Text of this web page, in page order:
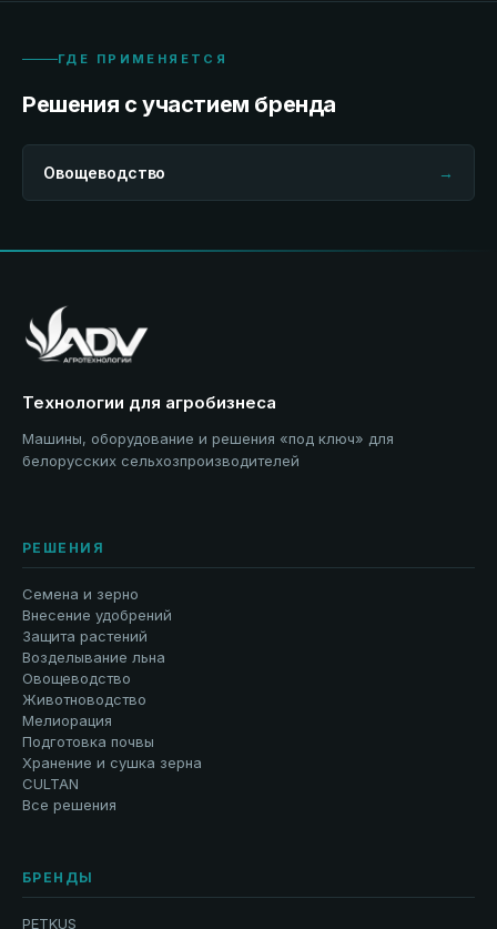
ГДЕ ПРИМЕНЯЕТСЯ
Решения с участием бренда
Овощеводство →
Технологии для агробизнеса
Машины, оборудование и решения «под ключ» для
белорусских сельхозпроизводителей
РЕШЕНИЯ
Семена и зерно
Внесение удобрений
Защита растений
Возделывание льна
Овощеводство
Животноводство
Мелиорация
Подготовка почвы
Хранение и сушка зерна
CULTAN
Все решения
БРЕНДЫ
PETKUS